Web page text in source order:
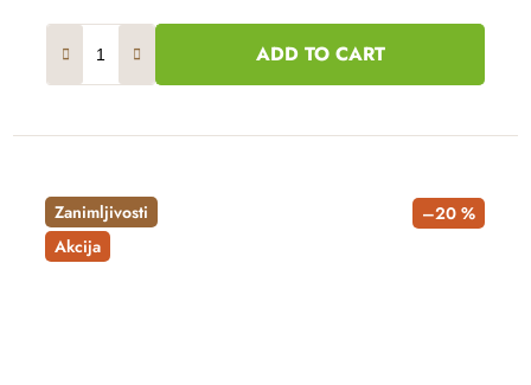
ADD TO CART
Zanimljivosti
Akcija
–20 %